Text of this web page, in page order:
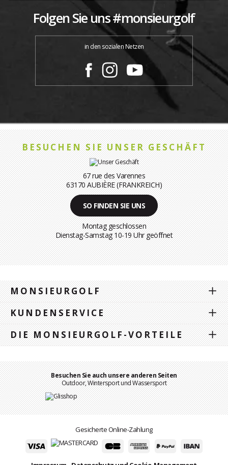
Folgen Sie uns #monsieurgolf
in den sozialen Netzen
BESUCHEN SIE UNSER GESCHÄFT
67 rue des Varennes
63170 AUBIÈRE (FRANKREICH)
SO FINDEN SIE UNS
Montag geschlossen
Dienstag-Samstag 10-19 Uhr geöffnet
MONSIEURGOLF
KUNDENSERVICE
DIE MONSIEURGOLF-VORTEILE
Besuchen Sie auch unsere anderen Seiten
Outdoor, Wintersport und Wassersport
Gesicherte Online-Zahlung